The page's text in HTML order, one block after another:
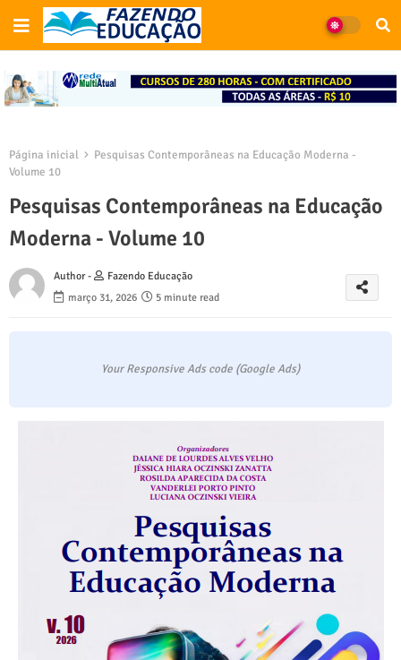
Página inicial
Pesquisas Contemporâneas na Educação Moderna -
Volume 10
Pesquisas Contemporâneas na Educação
Moderna - Volume 10
Author -
Fazendo Educação
março 31, 2026
5 minute read
Your Responsive Ads code (Google Ads)